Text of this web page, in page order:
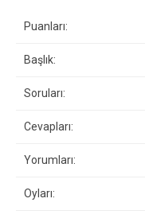
Puanları:
Başlık:
Soruları:
Cevapları:
Yorumları:
Oyları: